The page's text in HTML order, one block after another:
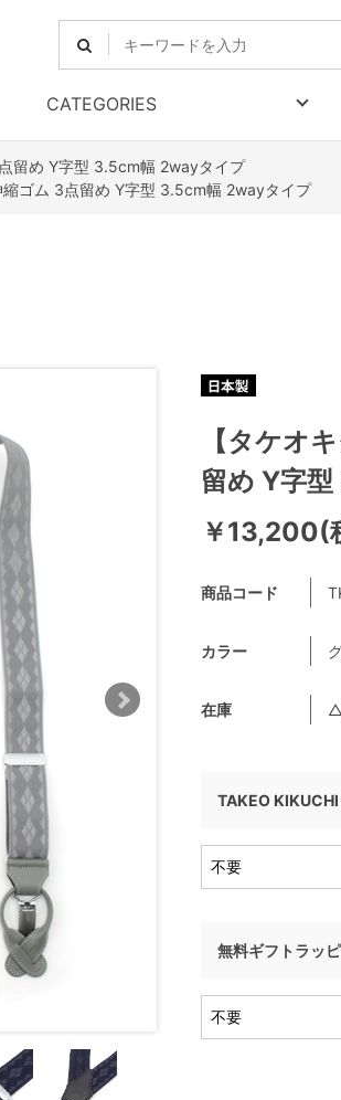
CATEGORIES
留め Y字型 3.5cm幅 2wayタイプ
縮ゴム 3点留め Y字型 3.5cm幅 2wayタイプ
【タケオ
留め Y字
￥13,200(
商品コード
カラー
在庫 △
TAKEO
無料ギフトラッ